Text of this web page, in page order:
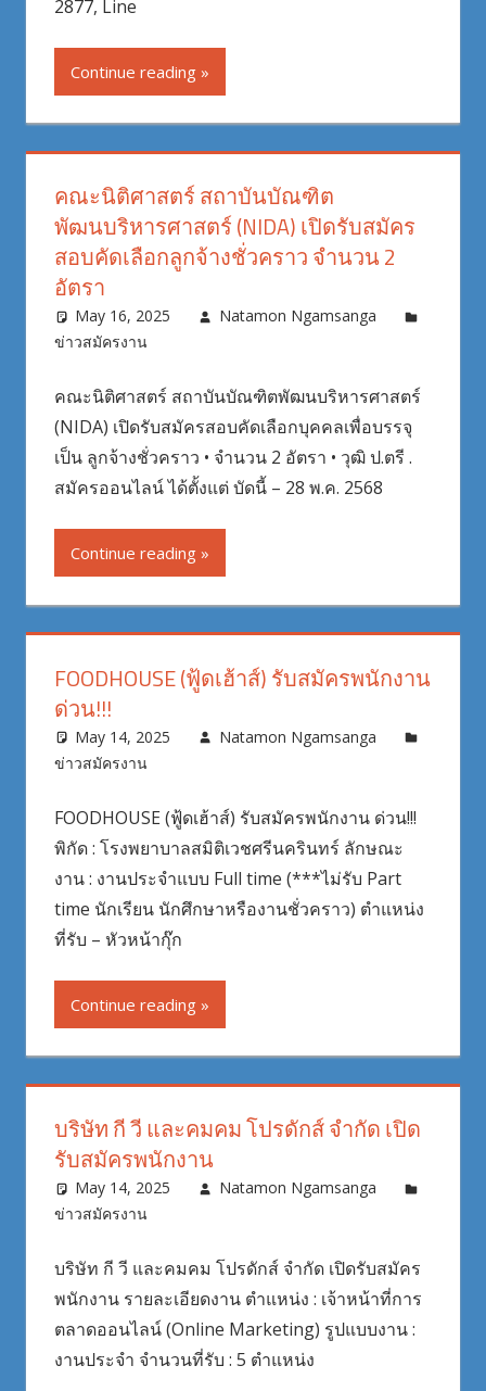
2877, Line
Continue reading
คณะนิติศาสตร์ สถาบันบัณฑิต
พัฒนบริหารศาสตร์ (NIDA) เปิดรับสมัคร
สอบคัดเลือกลูกจ้างชั่วคราว จำนวน 2
อัตรา
May 16, 2025
Natamon Ngamsanga
ข่าวสมัครงาน
คณะนิติศาสตร์ สถาบันบัณฑิตพัฒนบริหารศาสตร์
(NIDA) เปิดรับสมัครสอบคัดเลือกบุคคลเพื่อบรรจุ
เป็น ลูกจ้างชั่วคราว • จำนวน 2 อัตรา • วุฒิ ป.ตรี .
สมัครออนไลน์ ได้ตั้งแต่ บัดนี้ – 28 พ.ค. 2568
Continue reading
FOODHOUSE (ฟู้ดเฮ้าส์) รับสมัครพนักงาน
ด่วน!!!
May 14, 2025
Natamon Ngamsanga
ข่าวสมัครงาน
FOODHOUSE (ฟู้ดเฮ้าส์) รับสมัครพนักงาน ด่วน!!!
พิกัด : โรงพยาบาลสมิติเวชศรีนครินทร์ ลักษณะ
งาน : งานประจำแบบ Full time (***ไม่รับ Part
time นักเรียน นักศึกษาหรืองานชั่วคราว) ตำแหน่ง
ที่รับ – หัวหน้ากุ๊ก
Continue reading
บริษัท กี วี และคมคม โปรดักส์ จำกัด เปิด
รับสมัครพนักงาน
May 14, 2025
Natamon Ngamsanga
ข่าวสมัครงาน
บริษัท กี วี และคมคม โปรดักส์ จำกัด เปิดรับสมัคร
พนักงาน รายละเอียดงาน ตำแหน่ง : เจ้าหน้าที่การ
ตลาดออนไลน์ (Online Marketing) รูปแบบงาน :
งานประจำ จำนวนที่รับ : 5 ตำแหน่ง